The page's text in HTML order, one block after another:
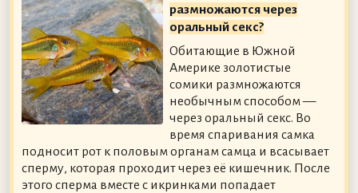
размножаются через
оральный секс?
Обитающие в Южной
Америке золотистые
сомики размножаются
необычным способом —
через оральный секс. Во
время спаривания самка
подносит рот к половым органам самца и всасывает
сперму, которая проходит через её кишечник. После
этого сперма вместе с икринками попадает